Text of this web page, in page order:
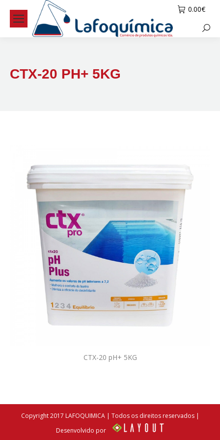
0.00€
CTX-20 PH+ 5KG
CTX-20 pH+ 5KG
Copyright 2017 LAFOQUIMICA | Todos os direitos reservados |
Desenvolvido por